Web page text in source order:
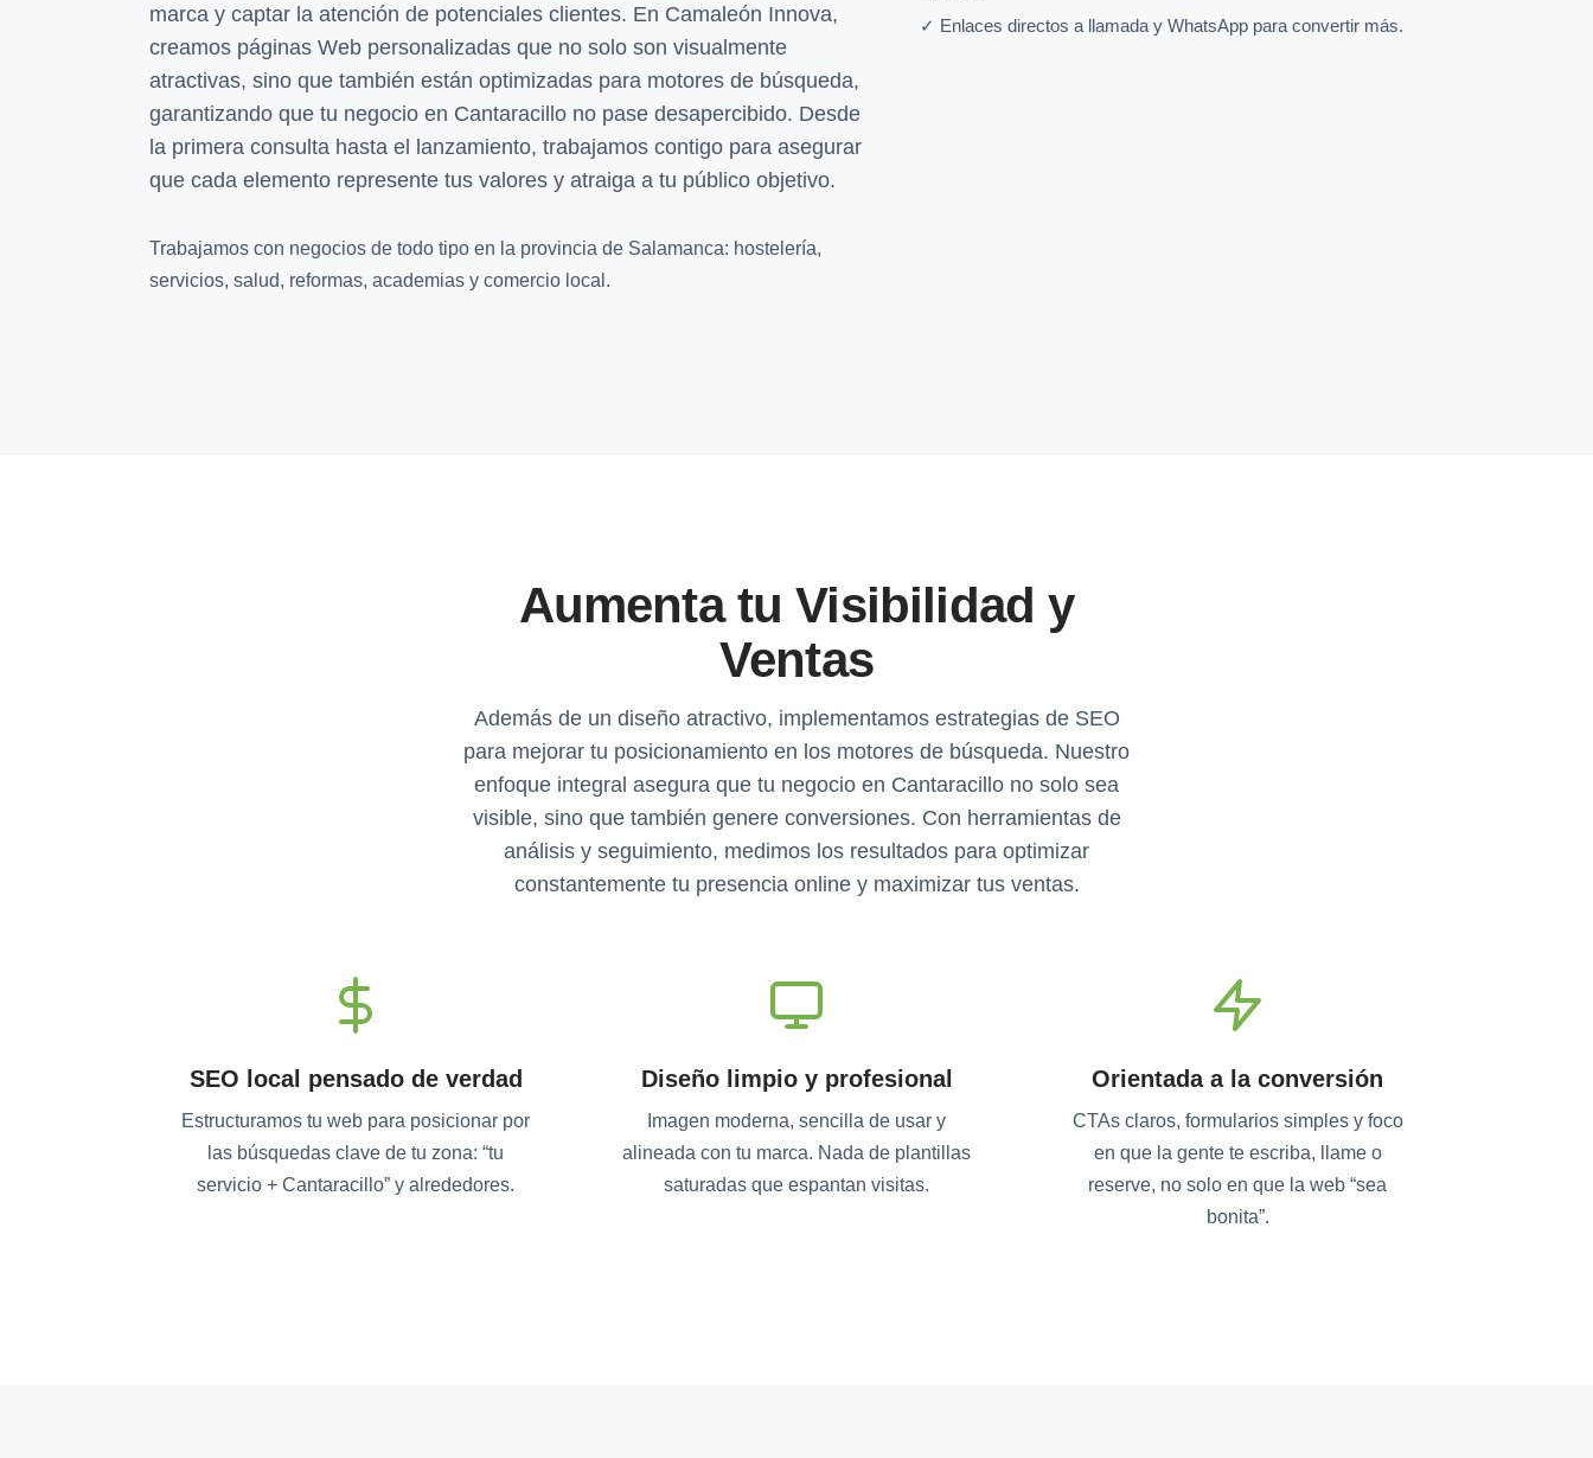
marca y captar la atención de potenciales clientes. En Camaleón Innova,
creamos páginas Web personalizadas que no solo son visualmente
atractivas, sino que también están optimizadas para motores de búsqueda,
garantizando que tu negocio en Cantaracillo no pase desapercibido. Desde
la primera consulta hasta el lanzamiento, trabajamos contigo para asegurar
que cada elemento represente tus valores y atraiga a tu público objetivo.
Trabajamos con negocios de todo tipo en la provincia de Salamanca: hostelería,
servicios, salud, reformas, academias y comercio local.
✓ Enlaces directos a llamada y WhatsApp para convertir más.
Aumenta tu Visibilidad y
Ventas
Además de un diseño atractivo, implementamos estrategias de SEO
para mejorar tu posicionamiento en los motores de búsqueda. Nuestro
enfoque integral asegura que tu negocio en Cantaracillo no solo sea
visible, sino que también genere conversiones. Con herramientas de
análisis y seguimiento, medimos los resultados para optimizar
constantemente tu presencia online y maximizar tus ventas.
SEO local pensado de verdad
Estructuramos tu web para posicionar por
las búsquedas clave de tu zona: “tu
servicio + Cantaracillo” y alrededores.
Diseño limpio y profesional
Imagen moderna, sencilla de usar y
alineada con tu marca. Nada de plantillas
saturadas que espantan visitas.
Orientada a la conversión
CTAs claros, formularios simples y foco
en que la gente te escriba, llame o
reserve, no solo en que la web “sea
bonita”.